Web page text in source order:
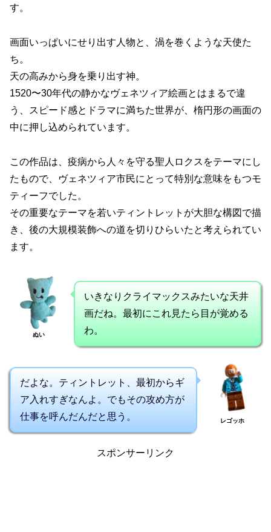
す。
画面いっぱいにせり出す人物と、渦を巻くような天使た
ち。
天の高みから身を乗り出す神。
1520〜30年代の静かなヴェネツィア絵画とはまるで違
う、スピード感とドラマに満ちた世界が、楕円形の画面の
中に押し込められています。
この作品は、疫病から人々を守る聖人ロクスをテーマにし
たもので、ヴェネツィア市民にとって特別な意味をもつモ
ティーフでした。
その重要なテーマを若いティントレットが大胆な構図で描
き、後の大規模装飾への道を切りひらいたと考えられてい
ます。
ぬい
いきなりクライマックスみたいな天井
画だね。最初にこれ見たら目が覚める
わ。
だよな。ティントレット、最初からギ
ア入れすぎなんよ。でもその攻め方が
仕事を呼んだんだと思う。
レゴッホ
スポンサーリンク